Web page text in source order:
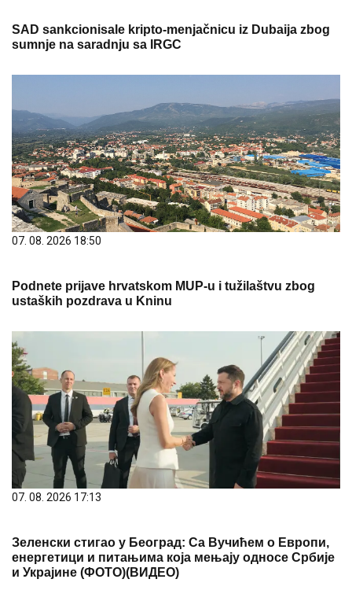
SAD sankcionisale kripto-menjačnicu iz Dubaija zbog
sumnje na saradnju sa IRGC
07. 08. 2026 18:50
Podnete prijave hrvatskom MUP-u i tužilaštvu zbog
ustaških pozdrava u Kninu
07. 08. 2026 17:13
Зеленски стигао у Београд: Са Вучићем о Европи,
енергетици и питањима која мењају односе Србије
и Украјине (ФОТО)(ВИДЕО)